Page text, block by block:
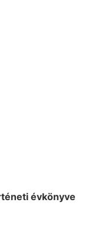
évkönyve